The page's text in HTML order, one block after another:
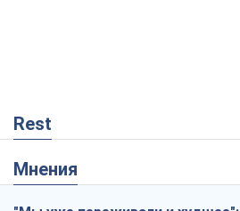
Rest
Мнения